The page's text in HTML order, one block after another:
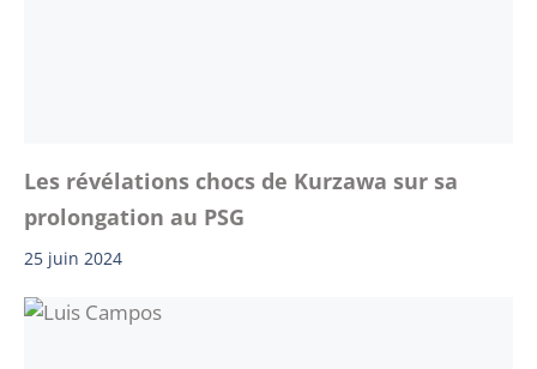
Les révélations chocs de Kurzawa sur sa
prolongation au PSG
25 juin 2024